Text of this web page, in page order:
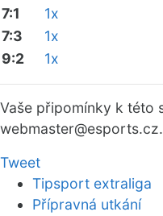
7:1
1x
7:3
1x
9:2
1x
Vaše připomínky k této
webmaster@esports.cz.
Tweet
Tipsport extraliga
Přípravná utkání